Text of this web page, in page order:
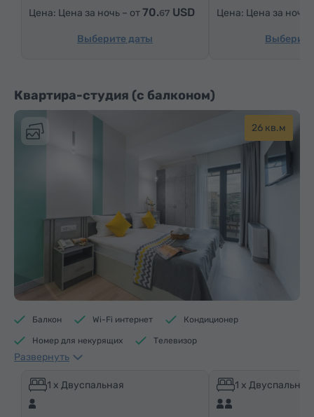
Утюг с гладильной доской (по запросу)
Цена за ночь – от70.67 USD
Выберите даты
Цена за ночь
Квартира-студия (с балконом)
26 кв.м
Балкон Wi-Fi интернет Кондиционер
Номер для некурящих Телевизор
Душевая кабина
Минибар Средства гигиены Полотенца
Тапочки Шкаф/Гардероб
Развернуть
1 x Двуспальная 1 x Двуспальная